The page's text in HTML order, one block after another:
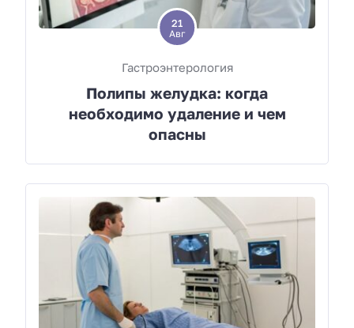
21
Авг
Гастроэнтерология
Полипы желудка: когда
необходимо удаление и чем
опасны